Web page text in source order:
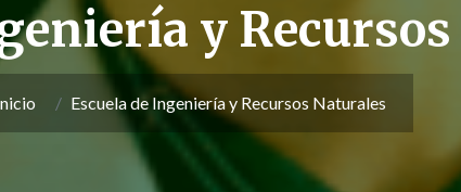
y
Escuela de Ingeniería y Recursos Naturales